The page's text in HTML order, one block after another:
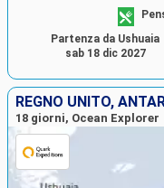
Partenza da Ushuaia
sab 18 dic 2027
REGNO UNITO,
18 giorni, Ocean Explorer